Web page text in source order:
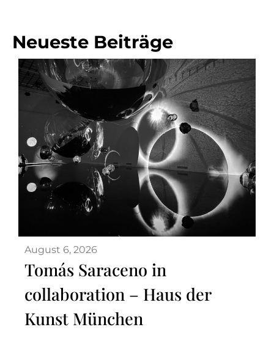
Neueste Beiträge
August 6, 2026
Tomás Saraceno in
collaboration – Haus der
Kunst München